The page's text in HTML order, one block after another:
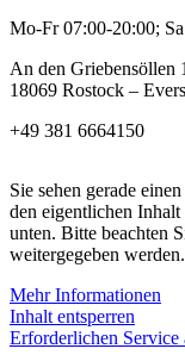
Mo-Fr 07:00-20:00;
An den Griebensöllen 1
18069 Rostock –
+49 381 6664150
Sie sehen gerade
den eigentlichen
unten. Bitte beachten
weitergegeben werden.
Mehr Informationen
Inhalt entsperren
Erforderlichen Service